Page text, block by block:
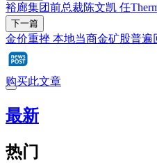
裕廊集团前总裁陈文凯 任
下一篇
金价重挫 本地当商金矿股普遍
购买此文章
最新
热门